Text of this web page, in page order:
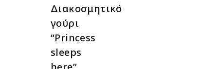
Διακοσμητικό
γούρι
“Princess
sleeps